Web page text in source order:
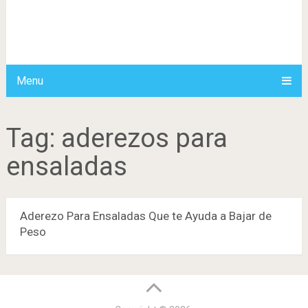
Menu
Tag: aderezos para
ensaladas
Aderezo Para Ensaladas Que te Ayuda a Bajar de
Peso